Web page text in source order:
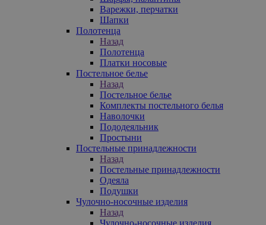
Варежки, перчатки
Шапки
Полотенца
Назад
Полотенца
Платки носовые
Постельное белье
Назад
Постельное белье
Комплекты постельного белья
Наволочки
Пододеяльник
Простыни
Постельные принадлежности
Назад
Постельные принадлежности
Одеяла
Подушки
Чулочно-носочные изделия
Назад
Чулочно-носочные изделия